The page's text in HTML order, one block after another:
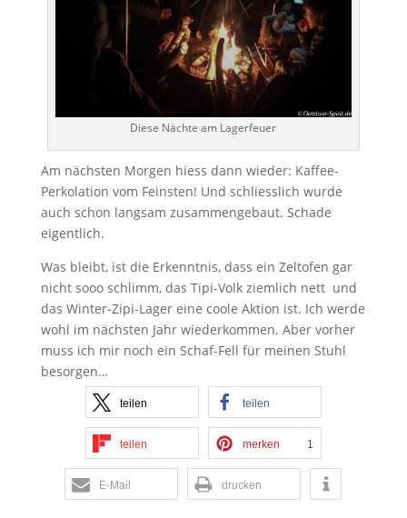
Diese Nächte am Lagerfeuer
Am nächsten Morgen hiess dann wieder: Kaffee-
Perkolation vom Feinsten! Und schliesslich wurde
auch schon langsam zusammengebaut. Schade
eigentlich.
Was bleibt, ist die Erkenntnis, dass ein Zeltofen gar
nicht sooo schlimm, das Tipi-Volk ziemlich nett und
das Winter-Zipi-Lager eine coole Aktion ist. Ich werde
wohl im nächsten Jahr wiederkommen. Aber vorher
muss ich mir noch ein Schaf-Fell für meinen Stuhl
besorgen…
teilen teilen
teilen merken 1
E-Mail drucken